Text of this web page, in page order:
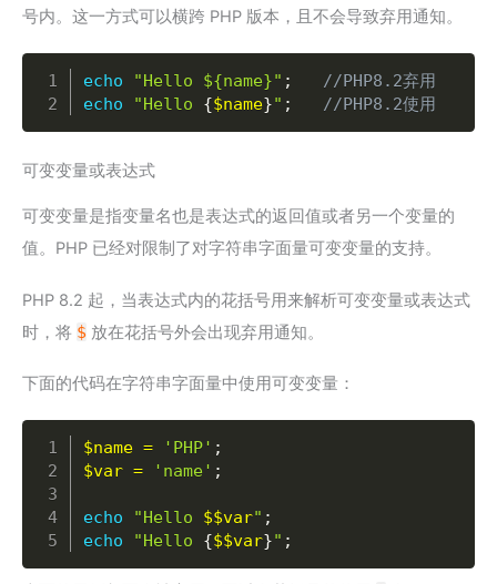
号内。这一方式可以横跨 PHP 版本，且不会导致弃用通知。
echo "Hello ${name}" ;
//PHP8.2弃用
echo
"Hello {$name}" ; //PHP8.2使用
Copy
可变变量或表达式
可变变量是指变量名也是表达式的返回值或者另一个变量的
值。PHP 已经对限制了对字符串字面量可变变量的支持。
PHP 8.2 起，当表达式内的花括号用来解析可变变量或表达式
时，将 $ 放在花括号外会出现弃用通知。
下面的代码在字符串字面量中使用可变变量：
$name = 'PHP' ;
$var = 'name' ;
echo "Hello $$var" ;
echo
"Hello {$$var}" ;